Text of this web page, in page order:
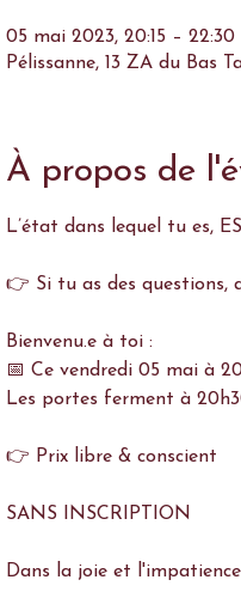
05 mai 2023, 20:15 – 22:30
Pélissanne, 13 ZA du Bas
À propos de
Bienvenu.e à toi :
📅 Ce vendredi 05 mai à
Les portes ferment à
Dans la joie et